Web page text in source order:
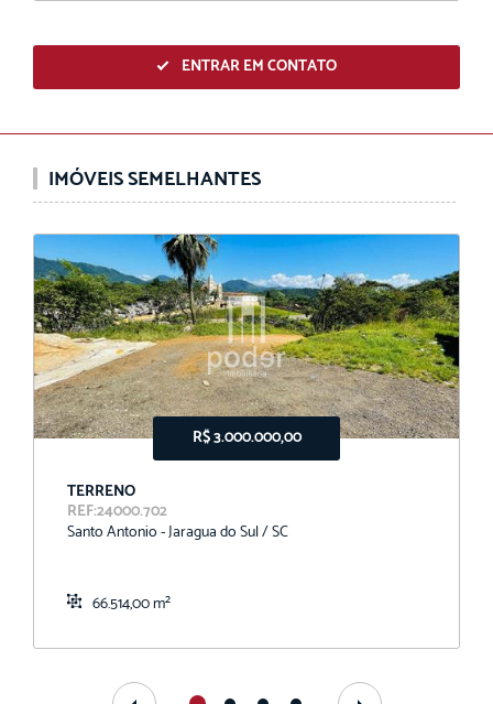
ENTRAR EM CONTATO
IMÓVEIS SEMELHANTES
R$ 3.000.000,00
TERRENO
REF:24000.702
Santo Antonio - Jaragua do Sul / SC
66.514,00 m²